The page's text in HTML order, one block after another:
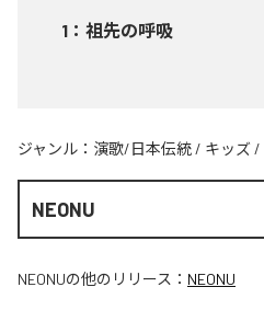
1 ： 祖先の呼吸
ジャンル： 演歌/日本伝統 / キッズ /
NEONU
NEONUの他のリリース： NEONU